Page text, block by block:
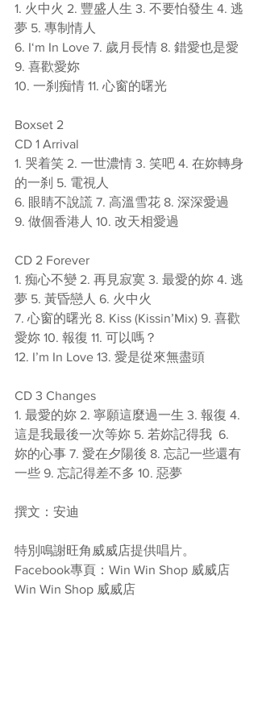
1. 火中火 2. 豐盛人生 3. 不要怕發生 4. 逃
夢 5. 專制情人
6. I‘m In Love 7. 歲月長情 8. 錯愛也是愛
9. 喜歡愛妳
10. 一刹痴情 11. 心窗的曙光
Boxset 2
CD 1 Arrival
1. 哭着笑 2. 一世濃情 3. 笑吧 4. 在妳轉身
的一刹 5. 電視人
6. 眼睛不說謊 7. 高溫雪花 8. 深深愛過
9. 做個香港人 10. 改天相愛過
CD 2 Forever
1. 痴心不變 2. 再見寂寞 3. 最愛的妳 4. 逃
夢 5. 黃昏戀人 6. 火中火
7. 心窗的曙光 8. Kiss (Kissin’Mix) 9. 喜歡
愛妳 10. 報復 11. 可以嗎？
12. I’m In Love 13. 愛是從來無盡頭
CD 3 Changes
1. 最愛的妳 2. 寧願這麼過一生 3. 報復 4.
這是我最後一次等妳 5. 若妳記得我  6.
妳的心事 7. 愛在夕陽後 8. 忘記一些還有
一些 9. 忘記得差不多 10. 惡夢
撰文：安迪
特別鳴謝旺角威威店提供唱片。
Facebook專頁：Win Win Shop 威威店
Win Win Shop 威威店